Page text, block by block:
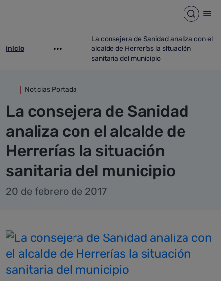
Abrir
ir-a inicio
Inicio
Mostrar opciones del camino de migas
ir-a La consejera de Sanidad analiza
La consejera de Sanidad analiza con el
alcalde de Herrerías la situación
sanitaria del municipio
Noticias Portada
La consejera de Sanidad
analiza con el alcalde de
Herrerías la situación
sanitaria del municipio
20 de febrero de 2017